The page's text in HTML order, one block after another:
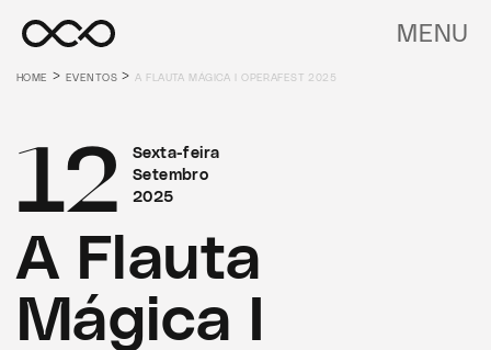
MENU
HOME >EVENTOS >A FLAUTA MÁGICA I OPERAFEST 2025
Sexta-feira
Setembro
2025
12
A Flauta
Mágica I